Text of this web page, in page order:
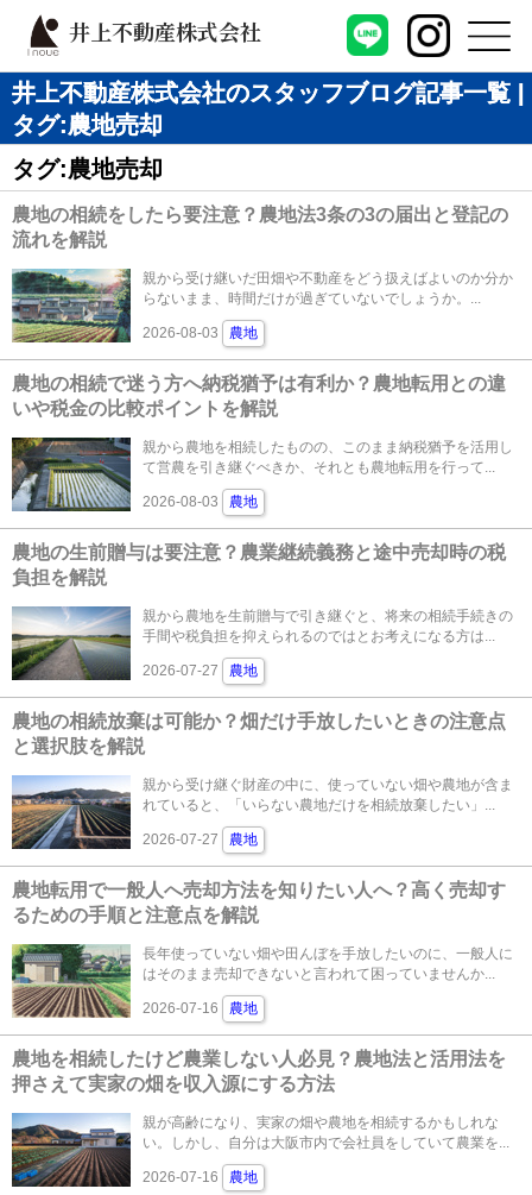
井上不動産株式会社
井上不動産株式会社のスタッフブログ記事一覧 |
タグ:農地売却
タグ:農地売却
農地の相続をしたら要注意？農地法3条の3の届出と登記の
流れを解説
親から受け継いだ田畑や不動産をどう扱えばよいのか分か
らないまま、時間だけが過ぎていないでしょうか。...
2026-08-03 農地
農地の相続で迷う方へ納税猶予は有利か？農地転用との違
いや税金の比較ポイントを解説
親から農地を相続したものの、このまま納税猶予を活用し
て営農を引き継ぐべきか、それとも農地転用を行って...
2026-08-03 農地
農地の生前贈与は要注意？農業継続義務と途中売却時の税
負担を解説
親から農地を生前贈与で引き継ぐと、将来の相続手続きの
手間や税負担を抑えられるのではとお考えになる方は...
2026-07-27 農地
農地の相続放棄は可能か？畑だけ手放したいときの注意点
と選択肢を解説
親から受け継ぐ財産の中に、使っていない畑や農地が含ま
れていると、「いらない農地だけを相続放棄したい」...
2026-07-27 農地
農地転用で一般人へ売却方法を知りたい人へ？高く売却す
るための手順と注意点を解説
長年使っていない畑や田んぼを手放したいのに、一般人に
はそのまま売却できないと言われて困っていませんか...
2026-07-16 農地
農地を相続したけど農業しない人必見？農地法と活用法を
押さえて実家の畑を収入源にする方法
親が高齢になり、実家の畑や農地を相続するかもしれな
い。しかし、自分は大阪市内で会社員をしていて農業を...
2026-07-16 農地